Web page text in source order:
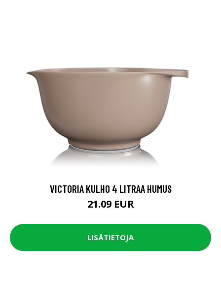
VICTORIA KULHO 4 LITRAA HUMUS
21.09 EUR
LISÄTIETOJA